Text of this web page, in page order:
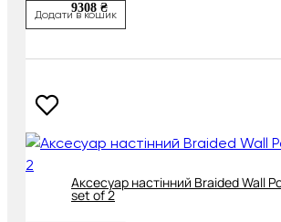
9308 ₴
Додати в кошик
Аксесуар настінний Braided Wall
set of 2